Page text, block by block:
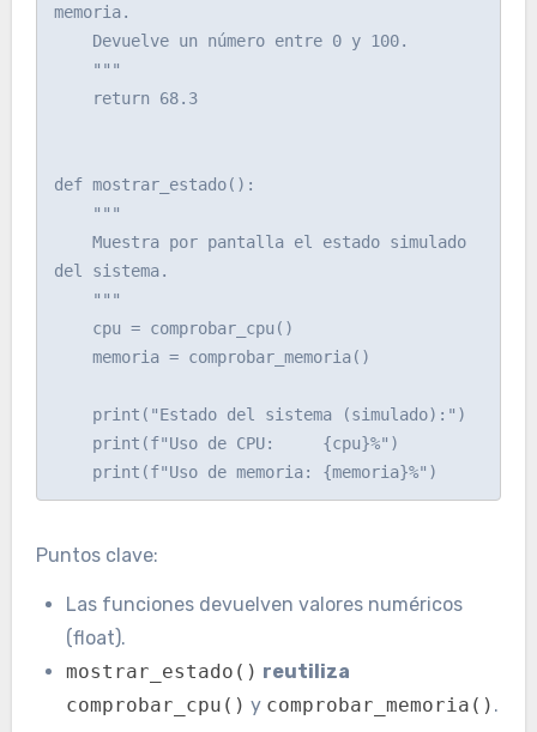
memoria.
def mostrar_estado():
del sistema.
Puntos clave:
Las funciones devuelven valores numéricos
(float).
mostrar_estado() reutiliza
comprobar_cpu() y comprobar_memoria() .